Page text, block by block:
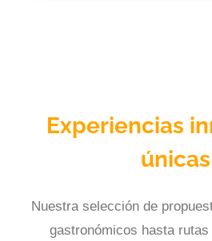
Experiencias
únicas
Nuestra selección de
gastronómicos hasta